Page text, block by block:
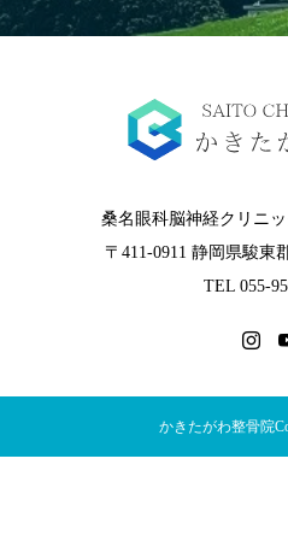
桑名眼科脳神経クリニ
〒411-0911 静岡県駿東
TEL 055-
かきたがわ整骨院